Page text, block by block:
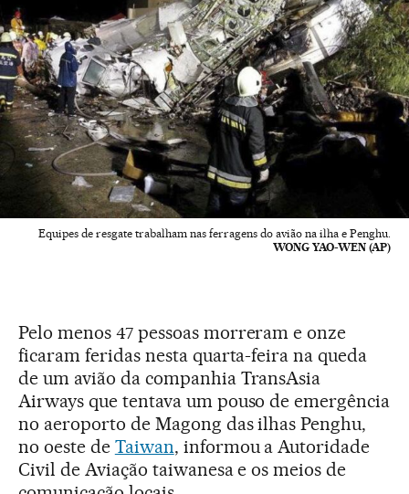
Equipes de resgate trabalham nas ferragens do avião na ilha e Penghu.
WONG YAO-WEN (AP)
Pelo menos 47 pessoas morreram e onze
ficaram feridas nesta quarta-feira na queda
de um avião da companhia TransAsia
Airways que tentava um pouso de emergência
no aeroporto de Magong das ilhas Penghu,
no oeste de Taiwan, informou a Autoridade
Civil de Aviação taiwanesa e os meios de